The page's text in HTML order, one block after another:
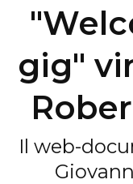
gig"
Il web-